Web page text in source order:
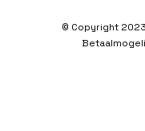
© Copyright